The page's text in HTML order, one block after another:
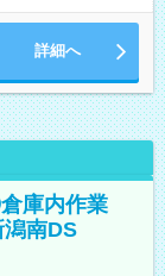
詳細へ
庫内作業
南DS